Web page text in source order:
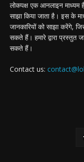
लोकपक्ष एक आनलाइन माध्यम
साझा किया जाता है। इस के
जानकारियों को साझा करेंगे,
सकते हैं। हमारे द्वारा प्रस्तुत
सकते हैं।
Contact us: